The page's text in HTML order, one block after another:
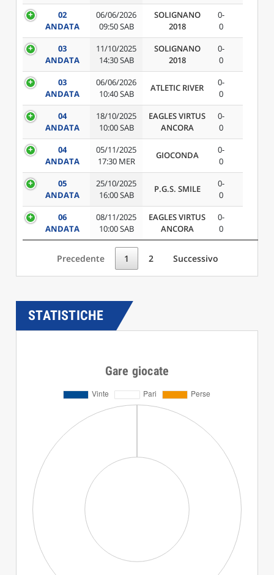
02
ANDATA
06/06/2026
09:50 SAB
SOLIGNANO
2018
0-
0
03
ANDATA
11/10/2025
14:30 SAB
SOLIGNANO
2018
0-
0
03
ANDATA
06/06/2026
10:40 SAB
ATLETIC RIVER
0-
0
04
ANDATA
18/10/2025
10:00 SAB
EAGLES VIRTUS
ANCORA
0-
0
04
ANDATA
05/11/2025
17:30 MER
GIOCONDA
0-
0
05
ANDATA
25/10/2025
16:00 SAB
P.G.S. SMILE
0-
0
06
ANDATA
08/11/2025
10:00 SAB
EAGLES VIRTUS
ANCORA
0-
0
Precedente 1 2 Successivo
STATISTICHE
Gare giocate